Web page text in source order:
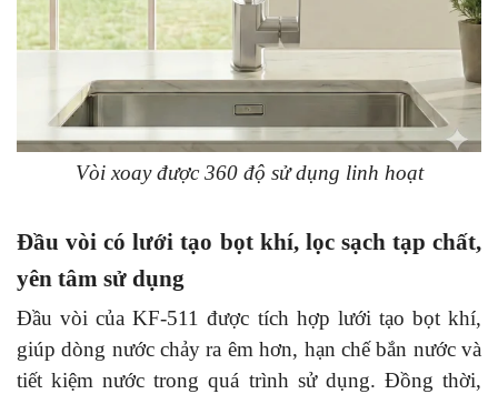
Vòi xoay được 360 độ sử dụng linh hoạt
Đầu vòi có lưới tạo bọt khí, lọc sạch tạp chất,
yên tâm sử dụng
Đầu vòi của KF-511 được tích hợp lưới tạo bọt khí,
giúp dòng nước chảy ra êm hơn, hạn chế bắn nước và
tiết kiệm nước trong quá trình sử dụng. Đồng thời,